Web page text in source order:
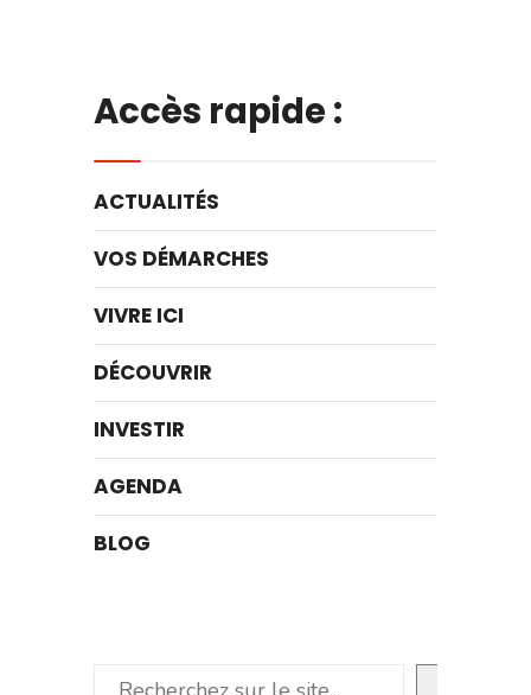
Accès rapide :
ACTUALITÉS
VOS DÉMARCHES
VIVRE ICI
DÉCOUVRIR
INVESTIR
AGENDA
BLOG
Rechercher